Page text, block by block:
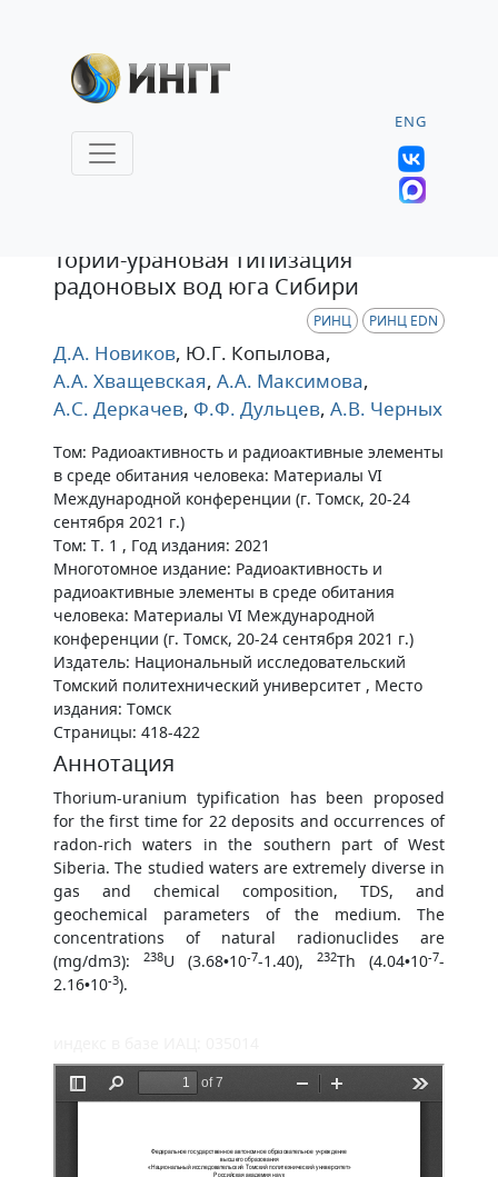
ENG
Торий-урановая типизация
радоновых вод юга Сибири
РИНЦ РИНЦ EDN
Д.А. Новиков, Ю.Г. Копылова,
А.А. Хващевская, А.А. Максимова,
А.С. Деркачев, Ф.Ф. Дульцев, А.В. Черных
Том: Радиоактивность и радиоактивные элементы
в среде обитания человека: Материалы VI
Международной конференции (г. Томск, 20-24
сентября 2021 г.)
Том: Т. 1 , Год издания: 2021
Многотомное издание: Радиоактивность и
радиоактивные элементы в среде обитания
человека: Материалы VI Международной
конференции (г. Томск, 20-24 сентября 2021 г.)
Издатель: Национальный исследовательский
Томский политехнический университет , Место
издания: Томск
Страницы: 418-422
Аннотация
Thorium-uranium typification has been proposed
for the first time for 22 deposits and occurrences of
radon-rich waters in the southern part of West
Siberia. The studied waters are extremely diverse in
gas and chemical composition, TDS, and
geochemical parameters of the medium. The
concentrations of natural radionuclides are
(mg/dm3):
238U (3.68•10-7-1.40), 232Th (4.04•10-7-
2.16•10-3).